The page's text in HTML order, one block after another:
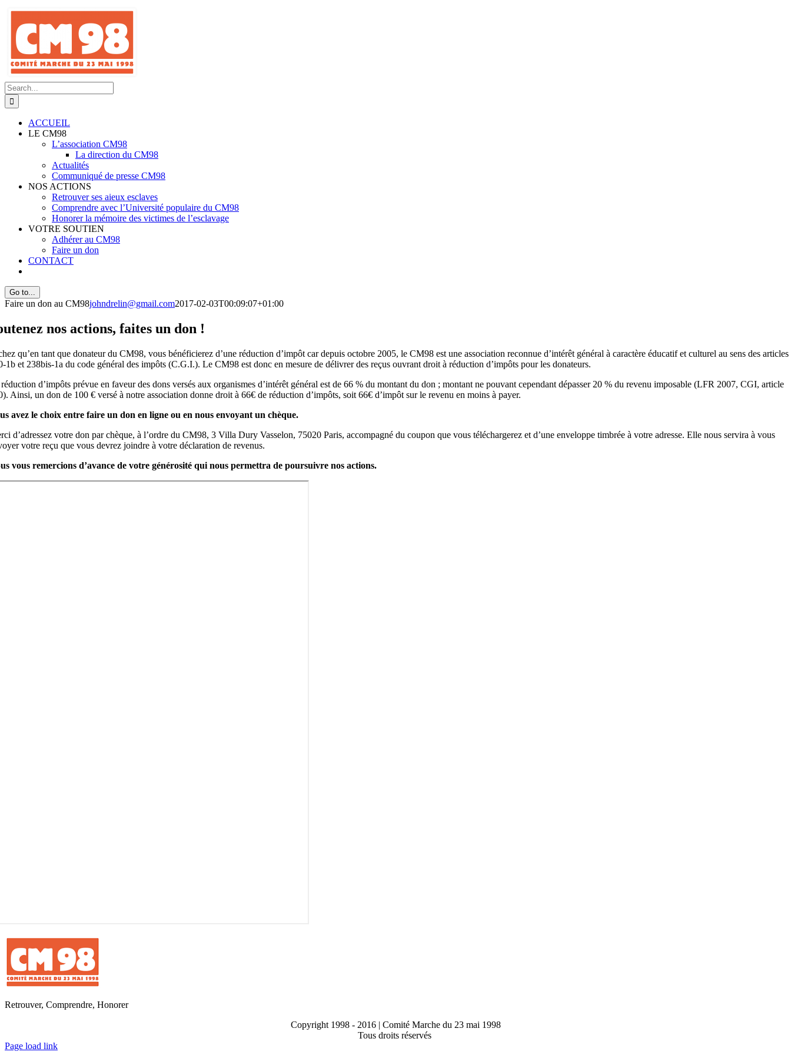
Skip
content
Search
for:
ACCUEIL
LE CM98
L’association CM98
La direction du CM98
Actualités
Communiqué de presse CM98
NOS ACTIONS
Retrouver ses aieux esclaves
Comprendre avec l’Université populaire du CM98
Honorer la mémoire des victimes de l’esclavage
VOTRE SOUTIEN
Adhérer au CM98
Faire un don
CONTACT
Go to...
Faire un don au CM98johndrelin@gmail.com2017-02-03T00:09:07+01:00
nos actions, faites un don !
qu’en tant que donateur du CM98, vous bénéficierez d’une réduction d’impôt car depuis octobre 2005, le CM98 est une association reconnue d’intérêt général à caractère éducatif et culturel au sens des articles
1b et 238bis-1a du code général des impôts (C.G.I.). Le CM98 est donc en mesure de délivrer des reçus ouvrant droit à réduction d’impôts pour les donateurs.
d’impôts prévue en faveur des dons versés aux organismes d’intérêt général est de 66 % du montant du don ; montant ne pouvant cependant dépasser 20 % du revenu imposable (LFR 2007, CGI, article
Ainsi, un don de 100 € versé à notre association donne droit à 66€ de réduction d’impôts, soit 66€ d’impôt sur le revenu en moins à payer.
avez le choix entre faire un don en ligne ou en nous envoyant un chèque.
d’adressez votre don par chèque, à l’ordre du CM98, 3 Villa Dury Vasselon, 75020 Paris, accompagné du coupon que vous téléchargerez et d’une enveloppe timbrée à votre adresse. Elle nous servira à vous
votre reçu que vous devrez joindre à votre déclaration de revenus.
vous remercions d’avance de votre générosité qui nous permettra de poursuivre nos actions.
Retrouver, Comprendre, Honorer
Copyright 1998 - 2016 | Comité Marche du 23 mai 1998
Tous droits réservés
Toggle
Page load link